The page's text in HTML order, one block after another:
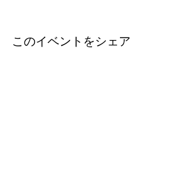
このイベントをシェア